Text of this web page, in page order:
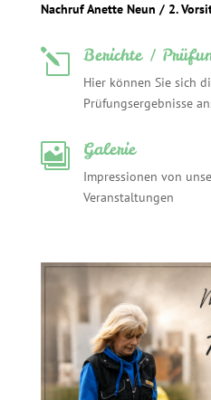
Nachruf Anette Neun / 2.
l Berichte /
Hier können Sie sich
Prüfungsergebnisse
 Galerie
Impressionen von
Veranstaltungen